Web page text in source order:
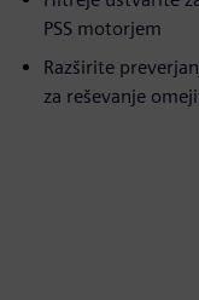
PSS motorjem
Razširite
za reševanje